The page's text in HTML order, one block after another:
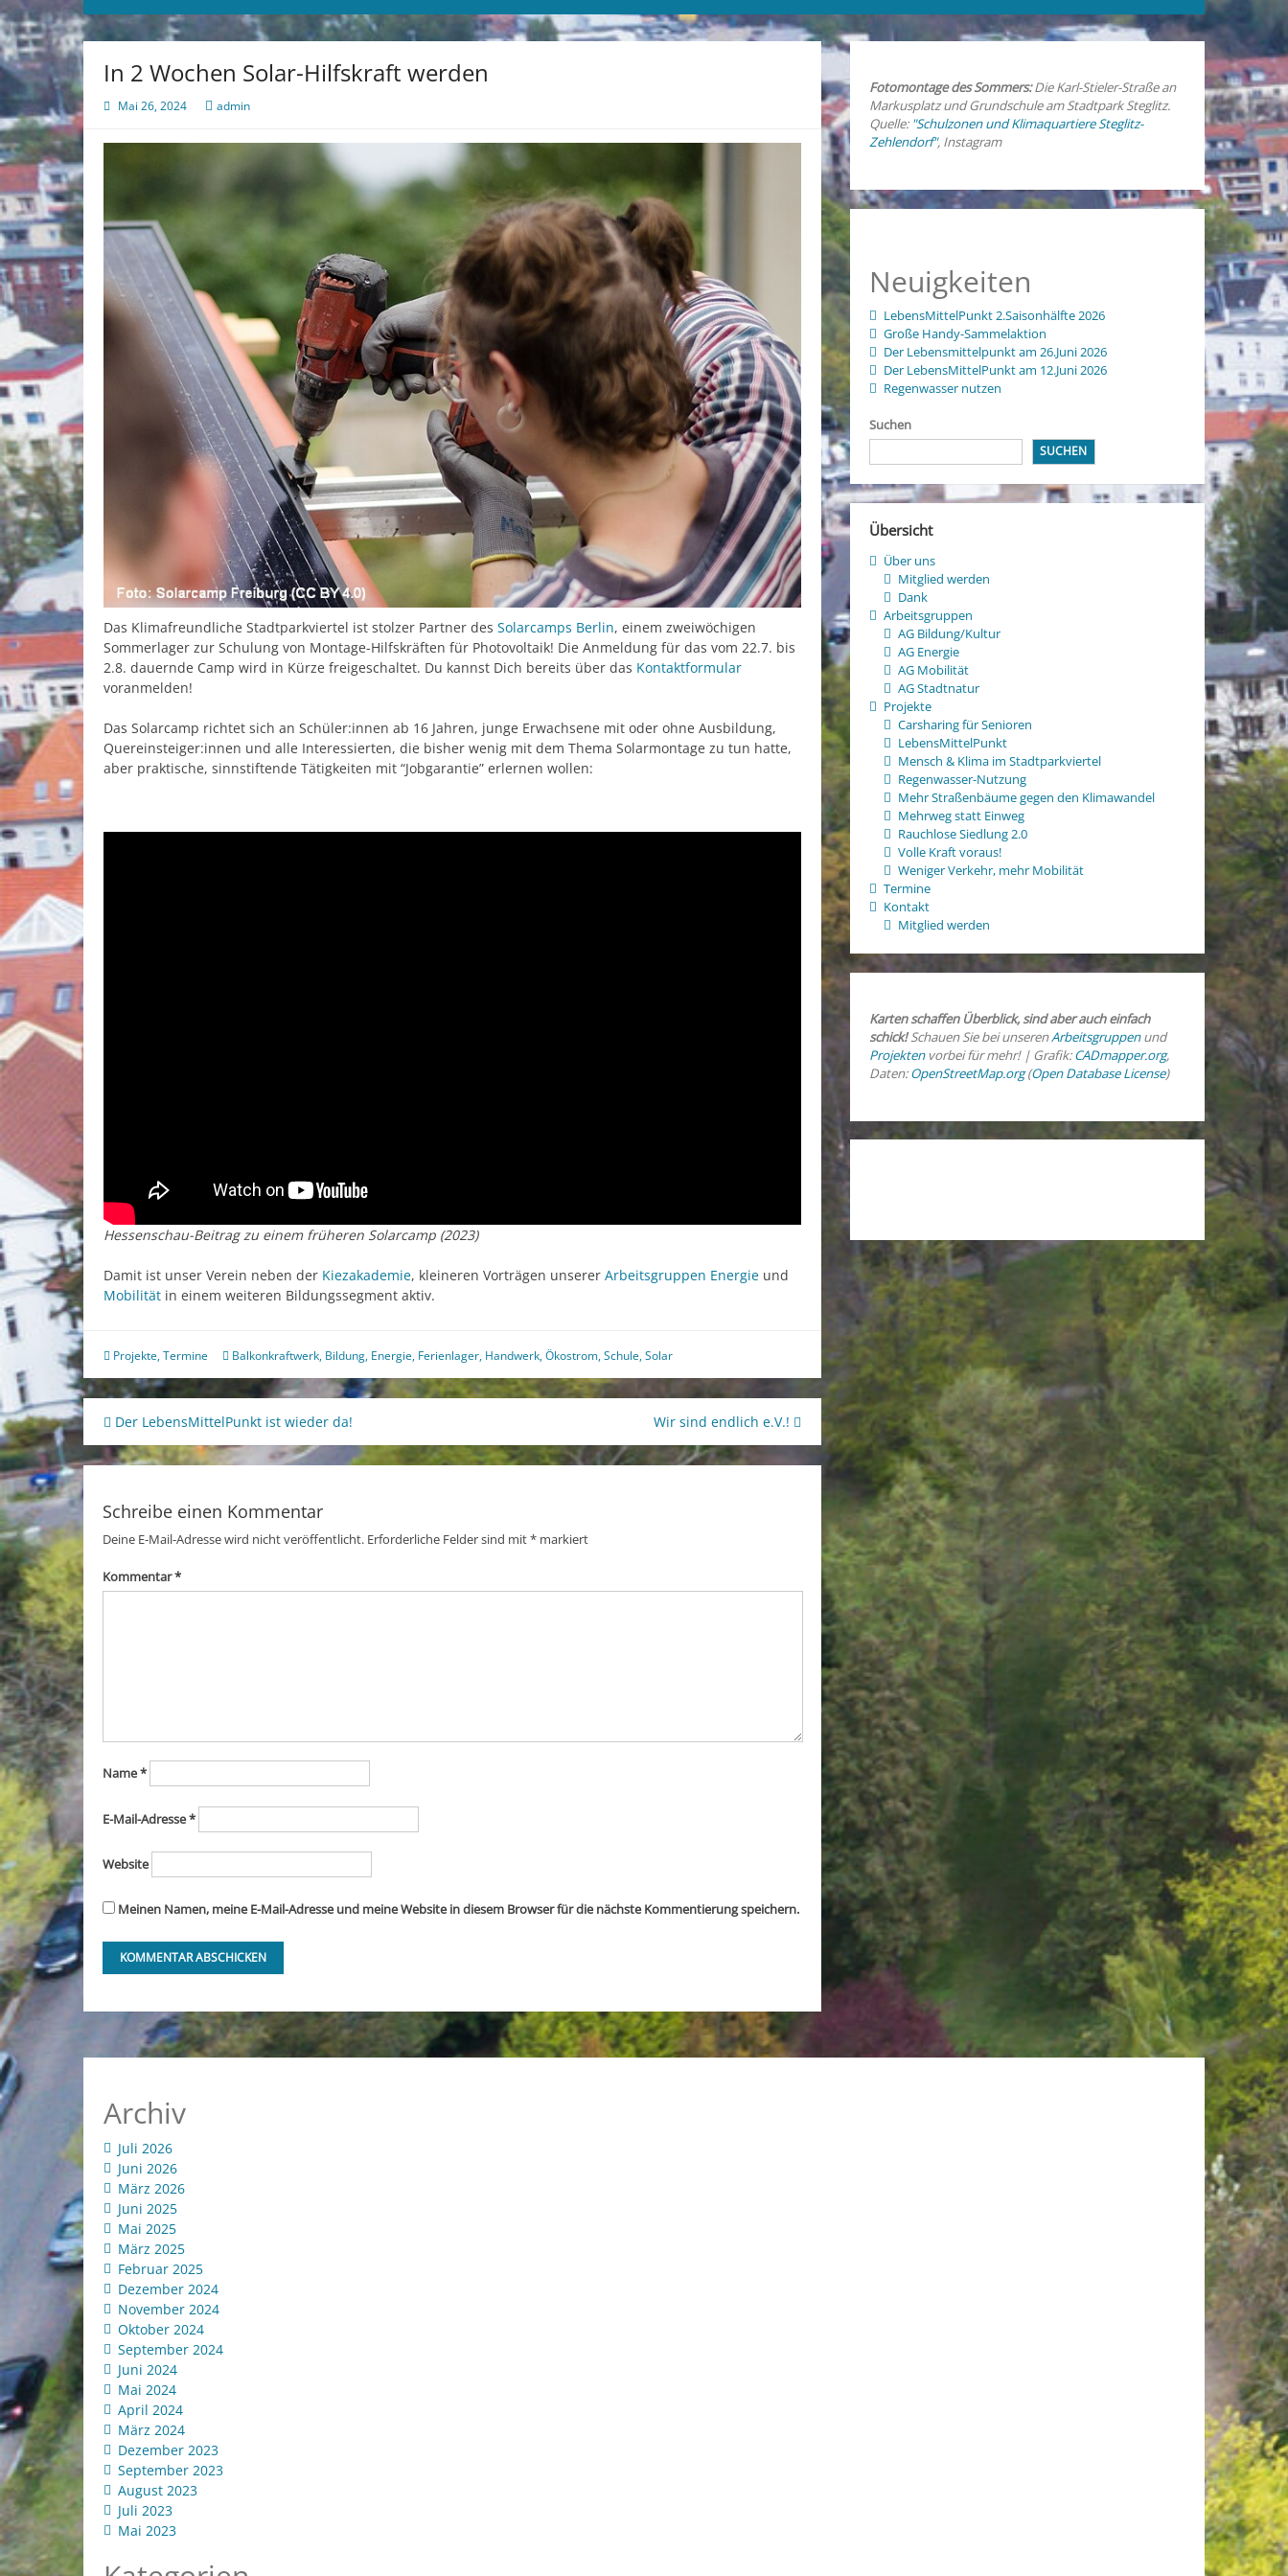
In 2 Wochen Solar-Hilfskraft werden
Mai 26, 2024 admin
Das Klimafreundliche Stadtparkviertel ist stolzer Partner des Solarcamps Berlin, einem zweiwöchigen
Sommerlager zur Schulung von Montage-Hilfskräften für Photovoltaik! Die Anmeldung für das vom 22.7. bis
2.8. dauernde Camp wird in Kürze freigeschaltet. Du kannst Dich bereits über das Kontaktformular
voranmelden!
Das Solarcamp richtet sich an Schüler:innen ab 16 Jahren, junge Erwachsene mit oder ohne Ausbildung,
Quereinsteiger:innen und alle Interessierten, die bisher wenig mit dem Thema Solarmontage zu tun hatte,
aber praktische, sinnstiftende Tätigkeiten mit “Jobgarantie” erlernen wollen:
Hessenschau-Beitrag zu einem früheren Solarcamp (2023)
Damit ist unser Verein neben der Kiezakademie, kleineren Vorträgen unserer Arbeitsgruppen Energie und
Mobilität in einem weiteren Bildungssegment aktiv.
Projekte,Termine Balkonkraftwerk, Bildung, Energie, Ferienlager, Handwerk,Ökostrom,Schule,Solar
Beitragsnavigation
Der LebensMittelPunkt ist wieder da! Wir sind endlich e.V.!
Schreibe einen Kommentar
Deine E-Mail-Adresse wird nicht veröffentlicht. Erforderliche Felder sind mit*markiert
Kommentar*
Name*
E-Mail-Adresse*
Website
Meinen Namen, meine E-Mail-Adresse und meine Website in diesem Browser für die nächste Kommentierung speichern.
Fotomontage des Sommers:Die Karl-Stieler-Straße an
Markusplatz und Grundschule am Stadtpark Steglitz.
Quelle: "Schulzonen und Klimaquartiere Steglitz-
Zehlendorf", Instagram
Neuigkeiten
LebensMittelPunkt 2.Saisonhälfte 2026
Große Handy-Sammelaktion
Der Lebensmittelpunkt am 26.Juni 2026
Der LebensMittelPunkt am 12.Juni 2026
Regenwasser nutzen
Suchen
SUCHEN
Übersicht
Über uns
Mitglied werden
Dank
Arbeitsgruppen
AG Bildung/Kultur
AG Energie
AG Mobilität
AG Stadtnatur
Projekte
Carsharing für Senioren
LebensMittelPunkt
Mensch & Klima im Stadtparkviertel
Regenwasser-Nutzung
Mehr Straßenbäume gegen den Klimawandel
Mehrweg statt Einweg
Rauchlose Siedlung 2.0
Volle Kraft voraus!
Weniger Verkehr, mehr Mobilität
Termine
Kontakt
Mitglied werden
Karten schaffen Überblick, sind aber auch einfach
schick!Schauen Sie bei unserenArbeitsgruppenund
Projektenvorbei für mehr! | Grafik:CADmapper.org,
Daten:OpenStreetMap.org(Open Database License)
Archiv
Juli 2026
Juni 2026
März 2026
Juni 2025
Mai 2025
März 2025
Februar 2025
Dezember 2024
November 2024
Oktober 2024
September 2024
Juni 2024
Mai 2024
April 2024
März 2024
Dezember 2023
September 2023
August 2023
Juli 2023
Mai 2023